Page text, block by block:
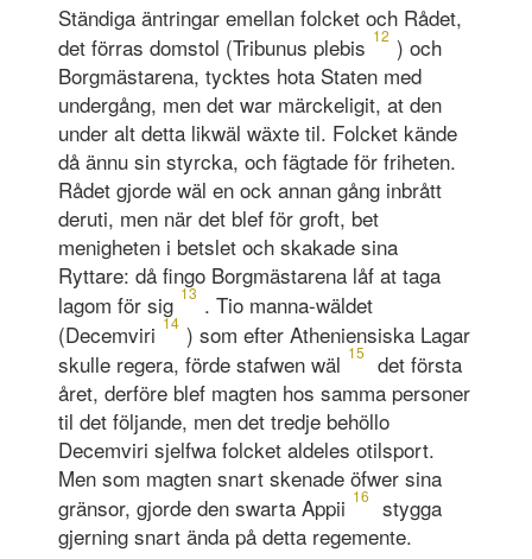
Ständiga äntringar emellan folcket och Rådet,
det förras domstol (Tribunus plebis 12 ) och
Borgmästarena, tycktes hota Staten med
undergång, men det war märckeligit, at den
under alt detta likwäl wäxte til. Folcket kände
då ännu sin styrcka, och fägtade för friheten.
Rådet gjorde wäl en ock annan gång inbrått
deruti, men när det blef för groft, bet
menigheten i betslet och skakade sina
Ryttare: då fingo Borgmästarena låf at taga
lagom för sig 13 . Tio manna-wäldet
(Decemviri 14 ) som efter Atheniensiska Lagar
skulle regera, förde stafwen wäl 15
det första
året, derföre blef magten hos samma personer
til det följande, men det tredje behöllo
Decemviri sjelfwa folcket aldeles otilsport.
Men som magten snart skenade öfwer sina
gränsor, gjorde den swarta Appii 16
stygga
gjerning snart ända på detta regemente.